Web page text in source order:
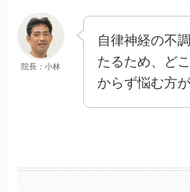
院長：小林
自律神経の不
たるため、ど
からず悩む方